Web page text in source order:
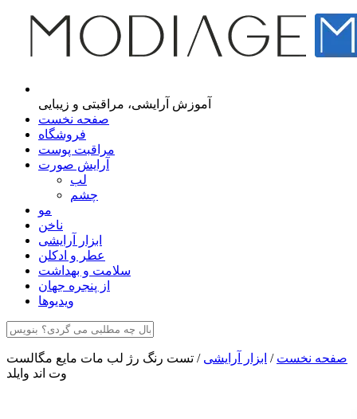
آموزش آرایشی، مراقبتی و زیبایی
صفحه نخست
فروشگاه
مراقبت پوست
آرایش صورت
لب
چشم
مو
ناخن
ابزار آرایشی
عطر و ادکلن
سلامت و بهداشت
از پنجره جهان
ویدیوها
صفحه نخست / ابزار آرایشی / تست رنگ رژ لب مات مایع مگالست
وت اند وایلد